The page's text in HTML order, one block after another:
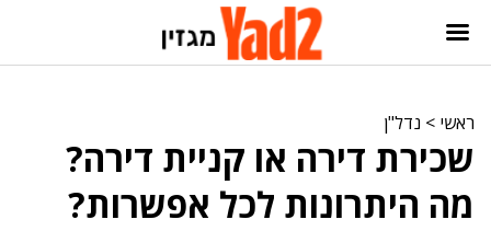
ראשי > נדל"ן
שכירת דירה או קניית דירה?
מה היתרונות לכל אפשרות?